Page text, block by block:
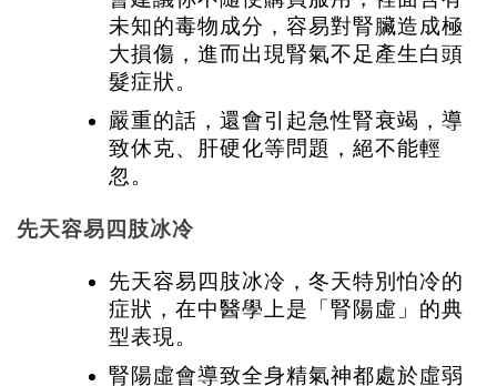
未知的毒物成分，容易對腎臟造成極
大損傷，進而出現腎氣不足產生白頭
髮症狀。
嚴重的話，還會引起急性腎衰竭，導
致休克、肝硬化等問題，絕不能輕
忽。
先天容易四肢冰冷
先天容易四肢冰冷，冬天特別怕冷的
症狀，在中醫學上是「腎陽虛」的典
型表現。
腎陽虛會導致全身精氣神都處於虛弱